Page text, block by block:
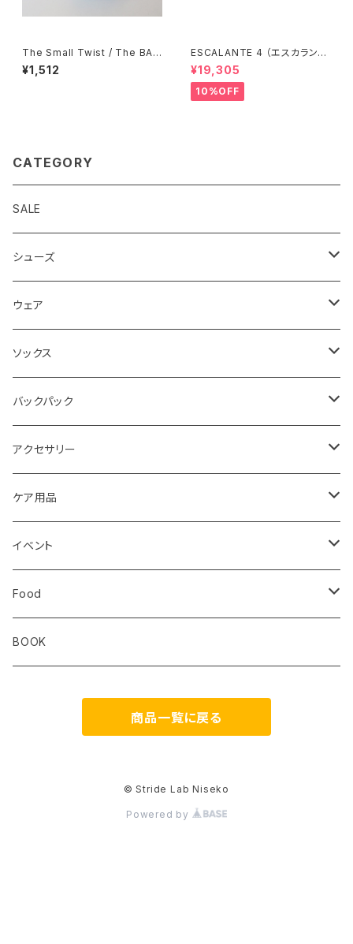
The Small Twist / The BAG
Meat Sauce Twist
¥1,512
ESCALANTE 4 （エスカランテ
4）メンズ Black/Black
¥19,305
10%OFF
CATEGORY
SALE
シューズ
ロード
メンズ
レディス
トレイル
メンズ
レディス
キッズ
ジム トレーニング
ウェア
Teton Bros.
Static
Milestone
Altra
ibex
ULTIMATE DIRECTION
ソックス
Milestone
Drymax
Hiker Trash
OS1st
extremities
STRIDE
バックパック
Ultimate Direction
Teton Bros.
RawLow Mountain Works
Okara
Rab
アクセサリー
Halo Commodity
Extremities
Km4k
Coros
HIKER TRASH
ケア用品
ROD
Correct Toes
Aggressive Design
イベント
Zero Limits in Niseko
Food
The Small Twist
BOOK
商品一覧に戻る
© Stride Lab Niseko
Powered by